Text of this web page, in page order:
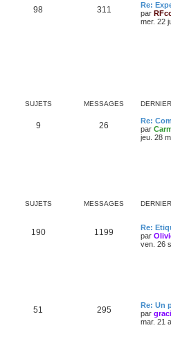
98 311
Re:
par
mer. 22
SUJETS MESSAGES
9 26
Re:
par
jeu. 28
SUJETS MESSAGES
190 1199
Re:
par
ven. 26
51 295
Re: Un
par
mar. 21